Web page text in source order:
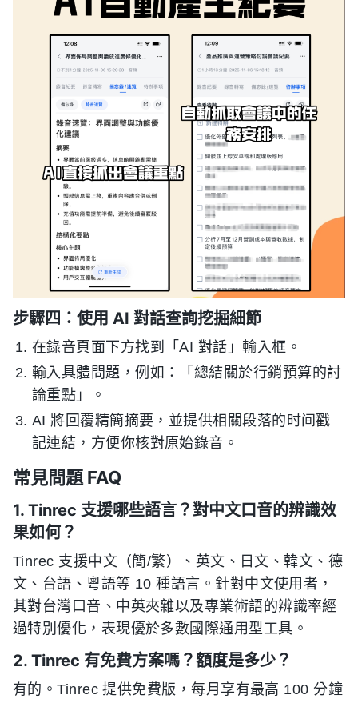
步驟四：使用 AI 對話查詢挖掘細節
在錄音頁面下方找到「AI 對話」輸入框。
輸入具體問題，例如：「總結關於行銷預算的討
論重點」。
AI 將回覆精簡摘要，並提供相關段落的时间戳
記連結，方便你核對原始錄音。
常見問題 FAQ
1. Tinrec 支援哪些語言？對中文口音的辨識效
果如何？
Tinrec 支援中文（簡/繁）、英文、日文、韓文、德
文、台語、粵語等 10 種語言。針對中文使用者，
其對台灣口音、中英夾雜以及專業術語的辨識率經
過特別優化，表現優於多數國際通用型工具。
2. Tinrec 有免費方案嗎？額度是多少？
有的。Tinrec 提供免費版，每月享有最高 100 分鐘